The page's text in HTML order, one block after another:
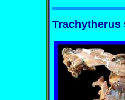
Trachytherus